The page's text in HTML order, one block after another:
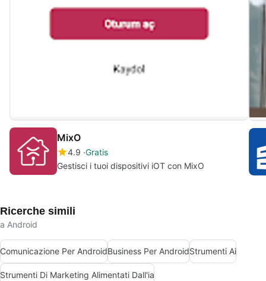
MixO
4.9 Gratis
Gestisci i tuoi dispositivi iOT con MixO
Ricerche simili
a Android
Comunicazione Per AndroidBusiness Per AndroidStrumenti Ai
Strumenti Di Marketing Alimentati Dall'ia